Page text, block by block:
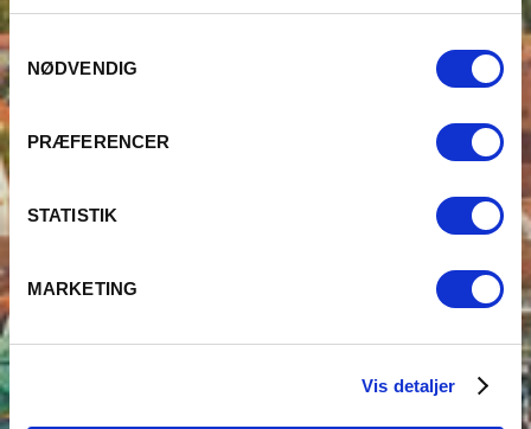
Samtykkevalg
NØDVENDIG
PRÆFERENCER
STATISTIK
MARKETING
Vis detaljer